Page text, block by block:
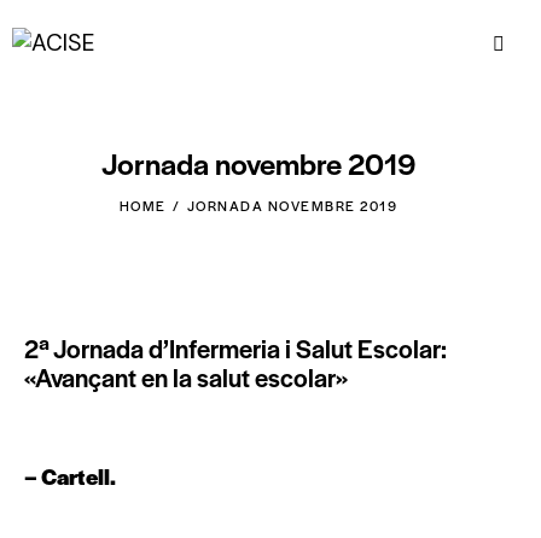
Jornada novembre 2019
HOME JORNADA NOVEMBRE 2019
2ª Jornada d’Infermeria i Salut Escolar:
«Avançant en la salut escolar»
–Cartell.